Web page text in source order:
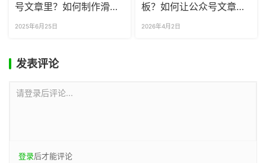
号文章里？如何制作滑动
2025年6月25日
板？如何让公众号文章自
2026年4月2日
发表评论
请登录后评论...
登录后才能评论